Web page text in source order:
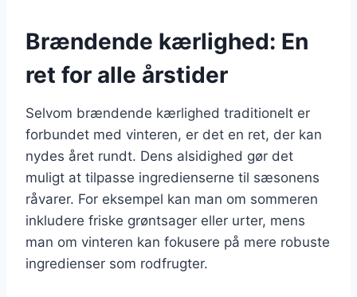
Brændende kærlighed: En
ret for alle årstider
Selvom brændende kærlighed traditionelt er
forbundet med vinteren, er det en ret, der kan
nydes året rundt. Dens alsidighed gør det
muligt at tilpasse ingredienserne til sæsonens
råvarer. For eksempel kan man om sommeren
inkludere friske grøntsager eller urter, mens
man om vinteren kan fokusere på mere robuste
ingredienser som rodfrugter.